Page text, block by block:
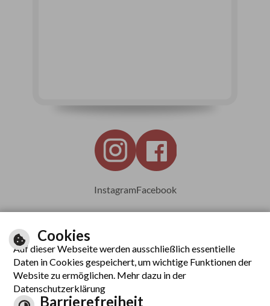
InstagramFacebook
Leichte Sprache
Cookies
Auf dieser Webseite werden ausschließlich essentielle
Daten in Cookies gespeichert, um wichtige Funktionen der
Website zu ermöglichen. Mehr dazu in der
Datenschutzerklärung
Barrierefreiheit